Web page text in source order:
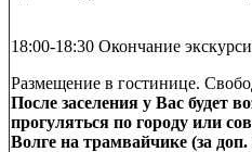
18:00-18:30 Окончание
Размещение в гостинице.
После заселения у Вас будет
прогуляться по городу или
Волге на трамвайчике (за доп.